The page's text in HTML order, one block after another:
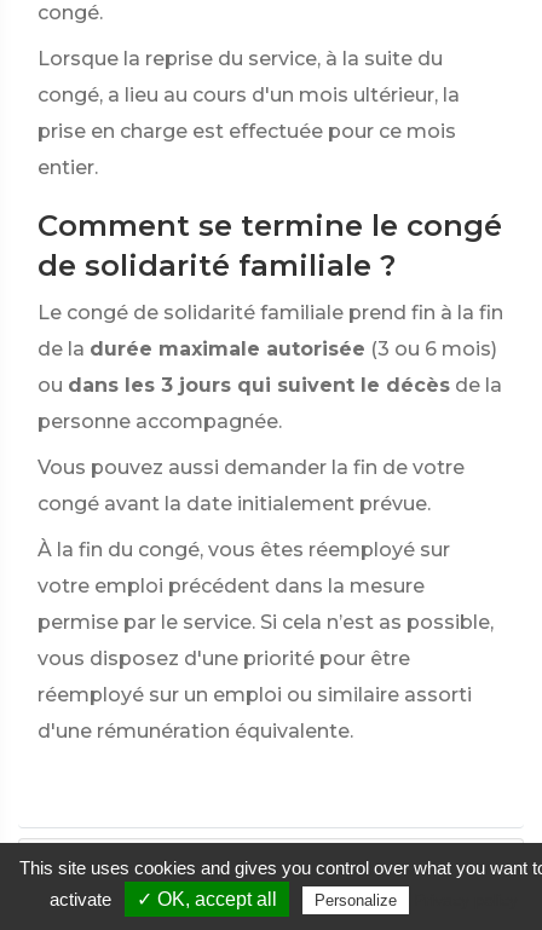
congé.
Lorsque la reprise du service, à la suite du
congé, a lieu au cours d'un mois ultérieur, la
prise en charge est effectuée pour ce mois
entier.
Comment se termine le congé
de solidarité familiale ?
Le congé de solidarité familiale prend fin à la fin
de la durée maximale autorisée (3 ou 6 mois)
ou dans les 3 jours qui suivent le décès de la
personne accompagnée.
Vous pouvez aussi demander la fin de votre
congé avant la date initialement prévue.
À la fin du congé, vous êtes réemployé sur
votre emploi précédent dans la mesure
permise par le service. Si cela n’est as possible,
vous disposez d'une priorité pour être
réemployé sur un emploi ou similaire assorti
d'une rémunération équivalente.
Textes de référence
This site uses cookies and gives you control over what you want
activate
✓ OK, accept all Personalize